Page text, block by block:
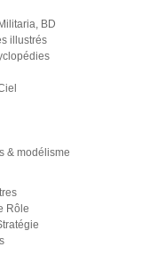
BD
illustrés
& modélisme
Rôle